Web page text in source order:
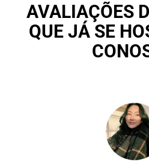
AVALIAÇÕES
QUE JÁ SE